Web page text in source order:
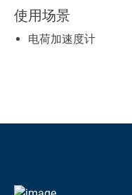
使用场景
电荷加速度计